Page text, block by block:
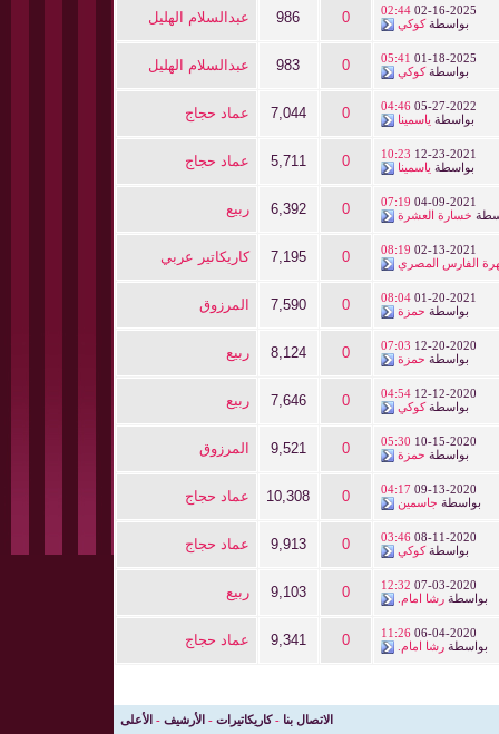
02-16-2025
02:44
بواسطةكوكي 0
986 عبدالسلام الهليل
01-18-2025
05:41
بواسطةكوكي 0
983 عبدالسلام الهليل
05-27-2022
04:46
بواسطة ياسمينا 0
7,044 عماد حجاج
12-23-2021
10:23
بواسطة ياسمينا 0
5,711 عماد حجاج
04-09-2021
07:19
خسارة العشرة 0
6,392 ربيع
02-13-2021
08:19
الفارس المصري
0
7,195 كاريكاتير عربي
01-20-2021
08:04
بواسطة حمزة 0
7,590 المرزوق
12-20-2020
07:03
بواسطة حمزة 0
8,124 ربيع
12-12-2020
04:54
بواسطةكوكي 0
7,646 ربيع
10-15-2020
05:30
بواسطة حمزة 0
9,521 المرزوق
09-13-2020
04:17
بواسطة جاسمين 0
10,308 عماد حجاج
08-11-2020
03:46
بواسطةكوكي 0
9,913 عماد حجاج
07-03-2020
12:32
بواسطةرشا امام. 0
9,103 ربيع
06-04-2020
11:26
بواسطةرشا امام. 0
9,341 عماد حجاج
الاتصال بنا -كاريكاتيرات - الأرشيف - الأعلى